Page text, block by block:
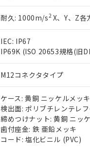
耐久: 1000m/s2X、Y、Z各
IEC: IP67
IP69K (ISO 20653規格(旧
M12コネクタタイプ
ケース: 黄銅 ニッケルメッキ
検出面: ポリブチレンテレ
締めつけナット: 黄銅 ニッ
歯付座金: 鉄 亜鉛メッキ
コード: 塩化ビニル (PVC)